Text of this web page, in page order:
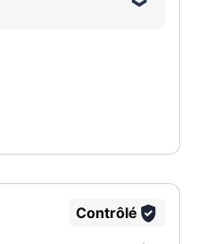
Contrôlé